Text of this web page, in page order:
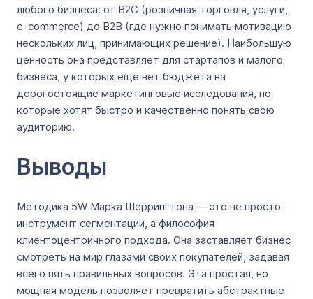
любого бизнеса: от B2C (розничная торговля, услуги,
e-commerce) до B2B (где нужно понимать мотивацию
нескольких лиц, принимающих решение). Наибольшую
ценность она представляет для стартапов и малого
бизнеса, у которых еще нет бюджета на
дорогостоящие маркетинговые исследования, но
которые хотят быстро и качественно понять свою
аудиторию.
Выводы
Методика 5W Марка Шеррингтона — это не просто
инструмент сегментации, а философия
клиентоцентричного подхода. Она заставляет бизнес
смотреть на мир глазами своих покупателей, задавая
всего пять правильных вопросов. Эта простая, но
мощная модель позволяет превратить абстрактные